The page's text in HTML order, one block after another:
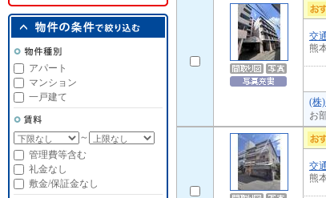
交
熊
(株
お
交
熊
アパート
マンション
一戸建て
～
管理費等含む
礼金なし
敷金/保証金なし